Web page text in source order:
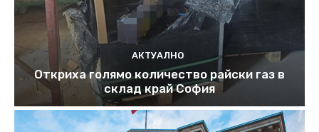
АКТУАЛНО
Откриха голямо количество райски газ в
склад край София